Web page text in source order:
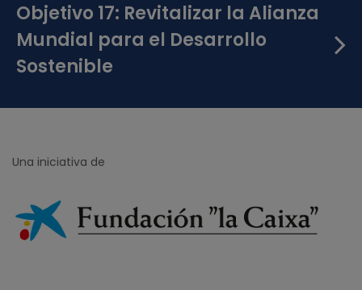
Objetivo 17: Revitalizar la Alianza
Mundial para el Desarrollo
Sostenible
Una iniciativa de